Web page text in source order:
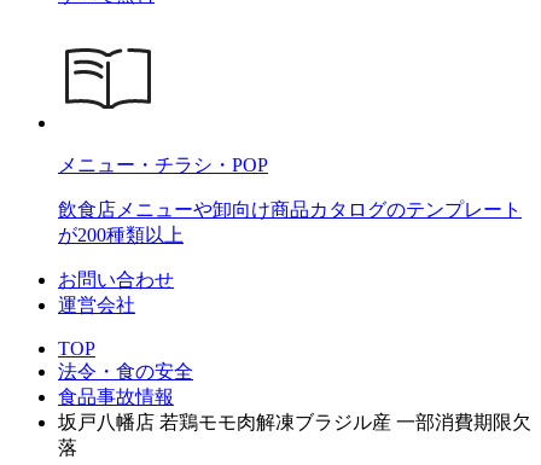
メニュー・チラシ・POP
飲食店メニューや卸向け商品カタログのテンプレート
が200種類以上
お問い合わせ
運営会社
TOP
法令・食の安全
食品事故情報
坂戸八幡店 若鶏モモ肉解凍ブラジル産 一部消費期限欠
落